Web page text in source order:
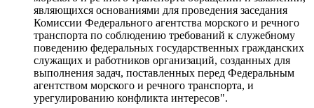
являющихся основаниями для проведения заседания
Комиссии Федерального агентства морского и речного
транспорта по соблюдению требований к служебному
поведению федеральных государственных гражданских
служащих и работников организаций, созданных для
выполнения задач, поставленных перед Федеральным
агентством морского и речного транспорта, и
урегулированию конфликта интересов".